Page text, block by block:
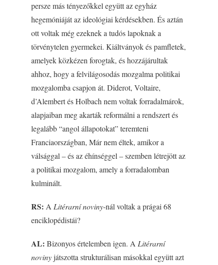
persze más tényezőkkel együtt az egyház
hegemóniáját az ideológiai kérdésekben. És aztán
ott voltak még ezeknek a tudós lapoknak a
törvénytelen gyermekei. Kiáltványok és pamfletek,
amelyek közkézen forogtak, és hozzájárultak
ahhoz, hogy a felvilágosodás mozgalma politikai
mozgalomba csapjon át. Diderot, Voltaire,
d’Alembert és Holbach nem voltak forradalmárok,
alapjaiban meg akarták reformálni a rendszert és
legalább “angol állapotokat” teremteni
Franciaországban, Már nem éltek, amikor a
válsággal – és az éhínséggel – szemben létrejött az
a politikai mozgalom, amely a forradalomban
kulminált.
RS: A Litérarní noviny-nál voltak a prágai 68
enciklopédistái?
AL: Bizonyos értelemben igen. A Litérarní
novinyjátszotta strukturálisan másokkal együtt azt